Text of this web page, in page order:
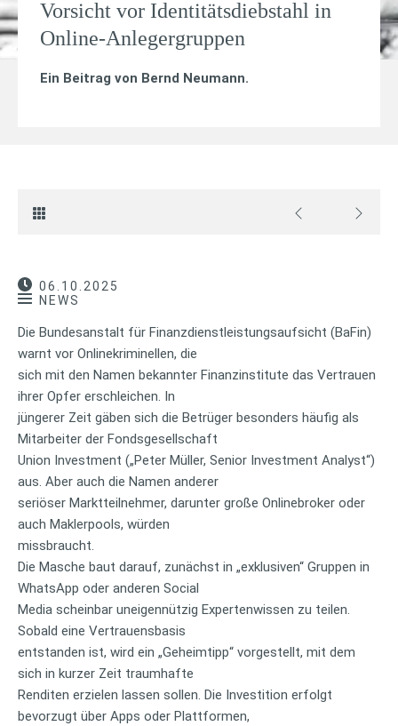
Vorsicht vor Identitätsdiebstahl in
Online-Anlegergruppen
Ein Beitrag von Bernd Neumann.
06.10.2025
NEWS
Die Bundesanstalt für Finanzdienstleistungsaufsicht (BaFin)
warnt vor Onlinekriminellen, die
sich mit den Namen bekannter Finanzinstitute das Vertrauen
ihrer Opfer erschleichen. In
jüngerer Zeit gäben sich die Betrüger besonders häufig als
Mitarbeiter der Fondsgesellschaft
Union Investment („Peter Müller, Senior Investment Analyst“)
aus. Aber auch die Namen anderer
seriöser Marktteilnehmer, darunter große Onlinebroker oder
auch Maklerpools, würden
missbraucht.
Die Masche baut darauf, zunächst in „exklusiven“ Gruppen in
WhatsApp oder anderen Social
Media scheinbar uneigennützig Expertenwissen zu teilen.
Sobald eine Vertrauensbasis
entstanden ist, wird ein „Geheimtipp“ vorgestellt, mit dem
sich in kurzer Zeit traumhafte
Renditen erzielen lassen sollen. Die Investition erfolgt
bevorzugt über Apps oder Plattformen,